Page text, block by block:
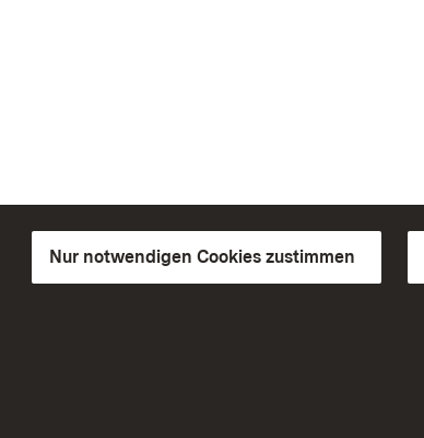
Nur notwendigen Cookies zustimmen